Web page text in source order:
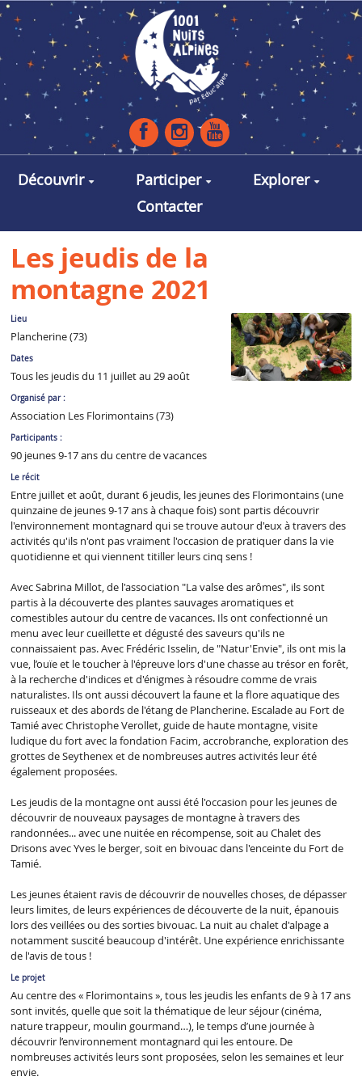
Aller au contenu principal
Découvrir Participer
Explorer
Contacter
Les jeudis de la
montagne 2021
Lieu
Plancherine (73)
Dates
Tous les jeudis du 11 juillet au 29 août
Organisé par :
Association Les Florimontains (73)
Participants :
90 jeunes 9-17 ans du centre de vacances
Le récit
Entre juillet et août, durant 6 jeudis, les jeunes des Florimontains (une
quinzaine de jeunes 9-17 ans à chaque fois) sont partis découvrir
l'environnement montagnard qui se trouve autour d'eux à travers des
activités qu'ils n'ont pas vraiment l'occasion de pratiquer dans la vie
quotidienne et qui viennent titiller leurs cinq sens !
Avec Sabrina Millot, de l'association "La valse des arômes", ils sont
partis à la découverte des plantes sauvages aromatiques et
comestibles autour du centre de vacances. Ils ont confectionné un
menu avec leur cueillette et dégusté des saveurs qu'ils ne
connaissaient pas. Avec Frédéric Isselin, de "Natur'Envie", ils ont mis la
vue, l’ouïe et le toucher à l'épreuve lors d'une chasse au trésor en forêt,
à la recherche d'indices et d'énigmes à résoudre comme de vrais
naturalistes. Ils ont aussi découvert la faune et la flore aquatique des
ruisseaux et des abords de l'étang de Plancherine. Escalade au Fort de
Tamié avec Christophe Verollet, guide de haute montagne, visite
ludique du fort avec la fondation Facim, accrobranche, exploration des
grottes de Seythenex et de nombreuses autres activités leur été
également proposées.
Les jeudis de la montagne ont aussi été l'occasion pour les jeunes de
découvrir de nouveaux paysages de montagne à travers des
randonnées... avec une nuitée en récompense, soit au Chalet des
Drisons avec Yves le berger, soit en bivouac dans l'enceinte du Fort de
Tamié.
Les jeunes étaient ravis de découvrir de nouvelles choses, de dépasser
leurs limites, de leurs expériences de découverte de la nuit, épanouis
lors des veillées ou des sorties bivouac. La nuit au chalet d'alpage a
notamment suscité beaucoup d'intérêt. Une expérience enrichissante
de l'avis de tous !
Le projet
Au centre des « Florimontains », tous les jeudis les enfants de 9 à 17 ans
sont invités, quelle que soit la thématique de leur séjour (cinéma,
nature trappeur, moulin gourmand…), le temps d’une journée à
découvrir l’environnement montagnard qui les entoure. De
nombreuses activités leurs sont proposées, selon les semaines et leur
envie.